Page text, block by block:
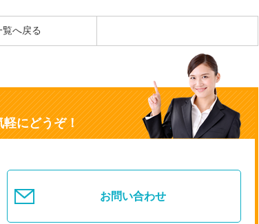
覧へ戻る
軽にどうぞ！
お問い合わせ